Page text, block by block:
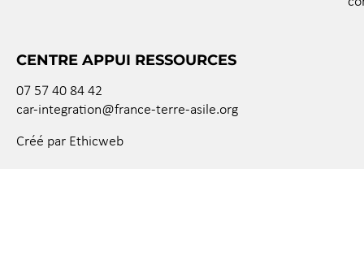
CENTRE APPUI RESSOURCES
07 57 40 84 42
car-integration@france-terre-asile.org
Créé par Ethicweb